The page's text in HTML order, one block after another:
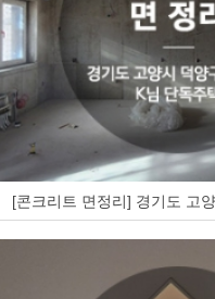
[콘크리트 면정리] 경기도 고